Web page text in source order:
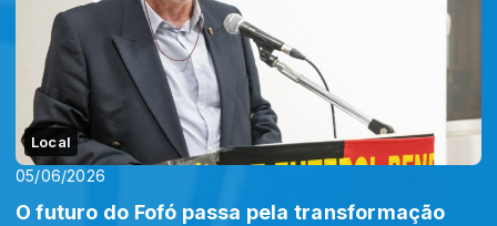
Local
05/06/2026
O futuro do Fofó passa pela transformação